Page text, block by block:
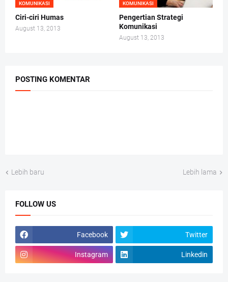
KOMUNIKASI
Ciri-ciri Humas
August 13, 2013
KOMUNIKASI
Pengertian Strategi
Komunikasi
August 13, 2013
POSTING KOMENTAR
Lebih baru Lebih lama
FOLLOW US
Facebook Twitter
Instagram Linkedin